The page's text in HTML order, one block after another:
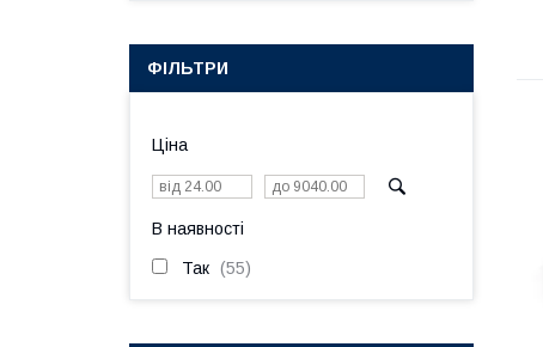
ФІЛЬТРИ
Ціна
В наявності
Так 55